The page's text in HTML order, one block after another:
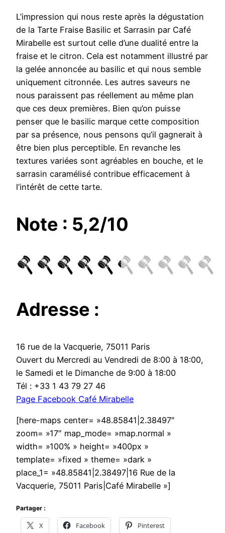
L’impression qui nous reste après la dégustation
de la Tarte Fraise Basilic et Sarrasin par Café
Mirabelle est surtout celle d’une dualité entre la
fraise et le citron. Cela est notamment illustré par
la gelée annoncée au basilic et qui nous semble
uniquement citronnée. Les autres saveurs ne
nous paraissent pas réellement au même plan
que ces deux premières. Bien qu’on puisse
penser que le basilic marque cette composition
par sa présence, nous pensons qu’il gagnerait à
être bien plus perceptible. En revanche les
textures variées sont agréables en bouche, et le
sarrasin caramélisé contribue efficacement à
l’intérêt de cette tarte.
Note : 5,2/10
Adresse :
16 rue de la Vacquerie, 75011 Paris
Ouvert du Mercredi au Vendredi de 8:00 à 18:00,
le Samedi et le Dimanche de 9:00 à 18:00
Tél : +33 1 43 79 27 46
Page Facebook Café Mirabelle
[here-maps center= »48.85841|2.38497″
zoom= »17″ map_mode= »map.normal »
width= »100% » height= »400px »
template= »fixed » theme= »dark »
place_1= »48.85841|2.38497|16 Rue de la
Vacquerie, 75011 Paris|Café Mirabelle »]
Partager :
X Facebook Pinterest